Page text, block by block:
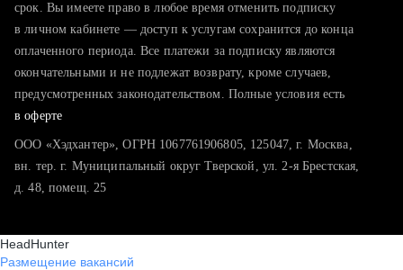
срок. Вы имеете право в любое время отменить подписку
в личном кабинете — доступ к услугам сохранится до конца
оплаченного периода. Все платежи за подписку являются
окончательными и не подлежат возврату, кроме случаев,
предусмотренных законодательством. Полные условия есть
в оферте
ООО «Хэдхантер», ОГРН 1067761906805, 125047, г. Москва,
вн. тер. г. Муниципальный округ Тверской, ул. 2-я Брестская,
д. 48, помещ. 25
HeadHunter
Размещение вакансий